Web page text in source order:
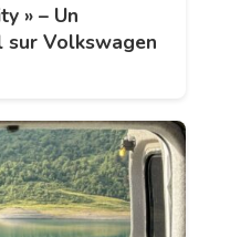
» – Un
Volkswagen